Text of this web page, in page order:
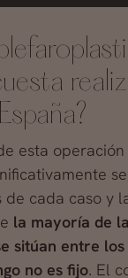
esta operación
cada caso y
la mayoría de
sitúan entre
no es fijo. El